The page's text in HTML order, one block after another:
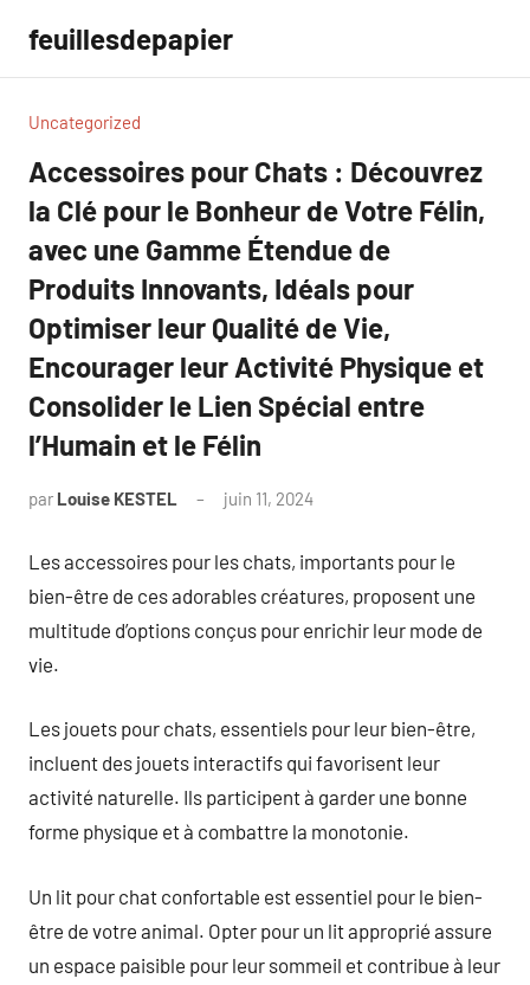
contenu
feuillesdepapier
Uncategorized
Accessoires pour Chats : Découvrez
la Clé pour le Bonheur de Votre Félin,
avec une Gamme Étendue de
Produits Innovants, Idéals pour
Optimiser leur Qualité de Vie,
Encourager leur Activité Physique et
Consolider le Lien Spécial entre
l’Humain et le Félin
par Louise KESTEL juin 11, 2024
Les accessoires pour les chats, importants pour le
bien-être de ces adorables créatures, proposent une
multitude d’options conçus pour enrichir leur mode de
vie.
Les jouets pour chats, essentiels pour leur bien-être,
incluent des jouets interactifs qui favorisent leur
activité naturelle. Ils participent à garder une bonne
forme physique et à combattre la monotonie.
Un lit pour chat confortable est essentiel pour le bien-
être de votre animal. Opter pour un lit approprié assure
un espace paisible pour leur sommeil et contribue à leur